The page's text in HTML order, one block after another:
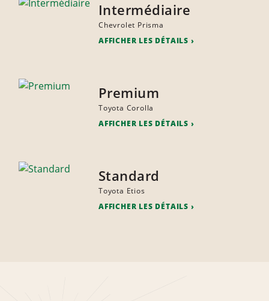
Intermédiaire
Chevrolet Prisma
AFFICHER LES DÉTAILS
Premium
Toyota Corolla
AFFICHER LES DÉTAILS
Standard
Toyota Etios
AFFICHER LES DÉTAILS